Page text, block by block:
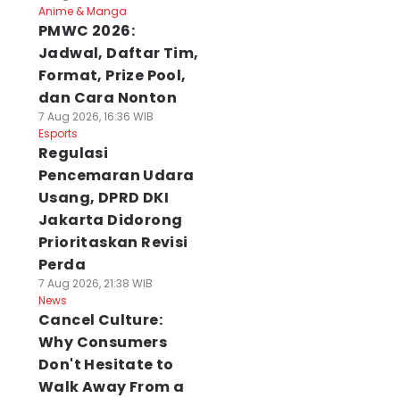
Anime & Manga
PMWC 2026:
Jadwal, Daftar Tim,
Format, Prize Pool,
dan Cara Nonton
7 Aug 2026, 16:36 WIB
Esports
Regulasi
Pencemaran Udara
Usang, DPRD DKI
Jakarta Didorong
Prioritaskan Revisi
Perda
7 Aug 2026, 21:38 WIB
News
Cancel Culture:
Why Consumers
Don't Hesitate to
Walk Away From a